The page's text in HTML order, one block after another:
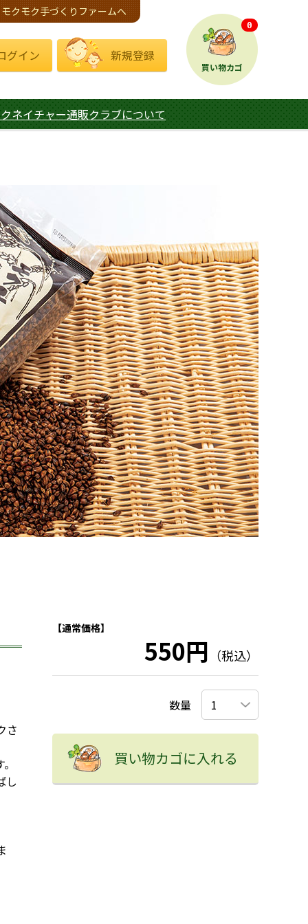
モクモク手づくりファームへ
グイン 新規登録
買い物カゴ
0
ネイチャー通販クラブについて
さ
し
【通常価格】
550円 （税込）
数量
買い物カゴに入れる